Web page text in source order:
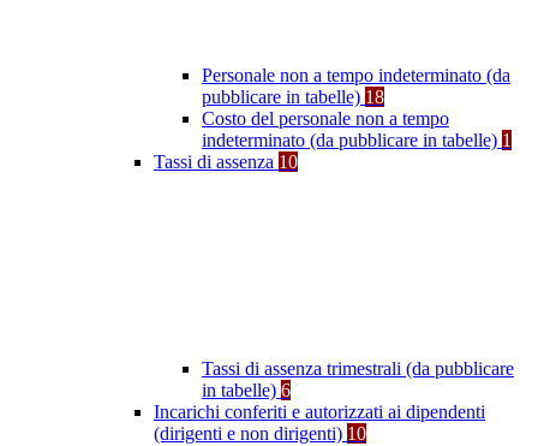
Personale non a tempo indeterminato (da
pubblicare in tabelle) 18
Costo del personale non a tempo
indeterminato (da pubblicare in tabelle) 1
Tassi di assenza 10
Tassi di assenza trimestrali (da pubblicare
in tabelle) 6
Incarichi conferiti e autorizzati ai dipendenti
(dirigenti e non dirigenti) 10